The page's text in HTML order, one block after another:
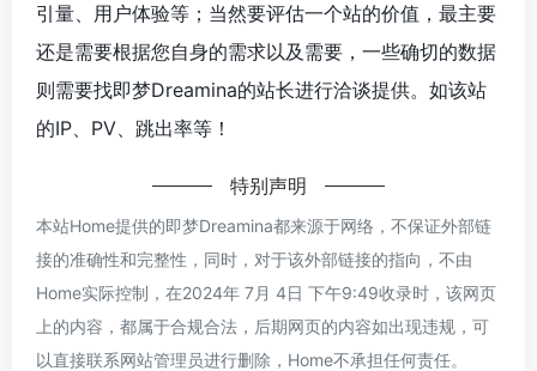
引量、用户体验等；当然要评估一个站的价值，最主要
还是需要根据您自身的需求以及需要，一些确切的数据
则需要找即梦Dreamina的站长进行洽谈提供。如该站
的IP、PV、跳出率等！
特别声明
本站Home提供的即梦Dreamina都来源于网络，不保证外部链
接的准确性和完整性，同时，对于该外部链接的指向，不由
Home实际控制，在2024年 7月 4日 下午9:49收录时，该网页
上的内容，都属于合规合法，后期网页的内容如出现违规，可
以直接联系网站管理员进行删除，Home不承担任何责任。